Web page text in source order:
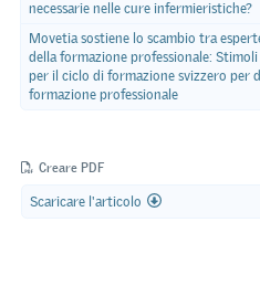
necessarie nelle cure infermieristiche?
Movetia sostiene lo scambio tra
della formazione professionale:
per il ciclo di formazione svizzero per
formazione professionale
Creare PDF
Scaricare l'articolo